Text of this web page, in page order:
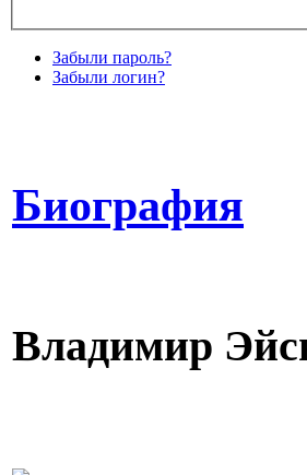
Забыли пароль?
Забыли логин?
Биография
Владимир